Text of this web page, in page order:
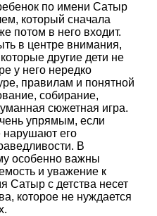
по имени Сатыр
который сначала
потом в него входит.
в центре внимания,
другие дети не
у него нередко
правилам и понятной
собирание,
сюжетная игра.
упрямым, если
нарушают его
В
особенно важны
и уважение к
Сатыр с детства несет
которое не нуждается